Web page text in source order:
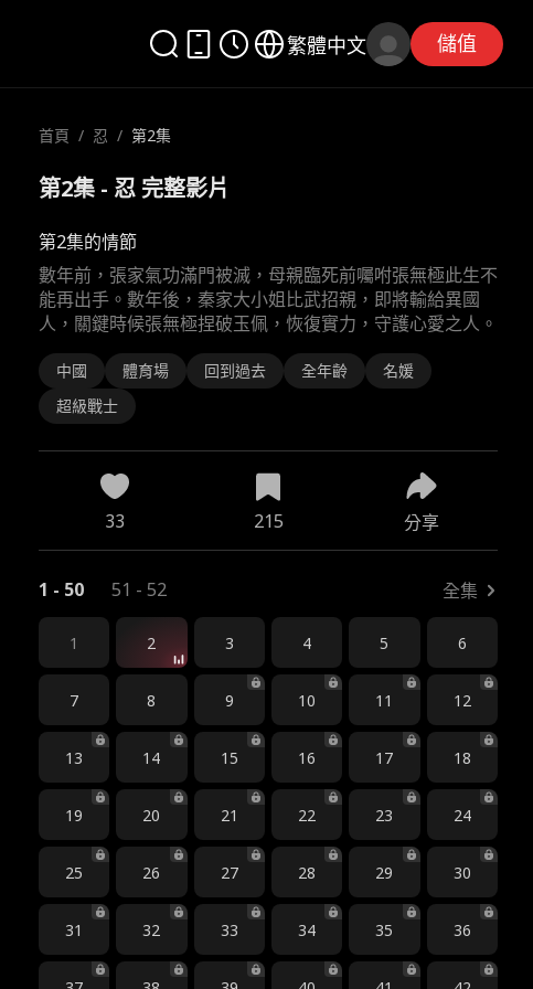
繁體中文 儲值
首頁 / 忍 / 第2集
第2集 - 忍 完整影片
第2集的情節
數年前，張家氣功滿門被滅，母親臨死前囑咐張無極此生不
能再出手。數年後，秦家大小姐比武招親，即將輸給異國
人，關鍵時候張無極捏破玉佩，恢復實力，守護心愛之人。
中國 體育場 回到過去 全年齡
名媛
超級戰士
33 215 分享
1 - 50 51 - 52 全集
1 2 3 4 5 6
7 8 9 10 11 12
13 14 15 16 17 18
19 20 21 22 23 24
25 26 27 28 29 30
31 32 33 34 35 36